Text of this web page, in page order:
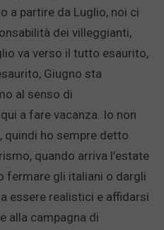
a partire da Luglio, noi ci
dei villeggianti,
va verso il tutto esaurito,
Giugno sta
al senso di
a fare vacanza. Io non
quindi ho sempre detto
quando arriva l’estate
fermare gli italiani o dargli
essere realistici e affidarsi
alla campagna di